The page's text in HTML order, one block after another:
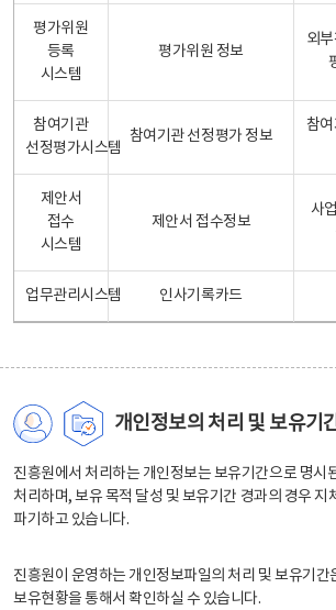
평가위원
등록
시스템
평가위원 정보
외
참여기관
선정평가시스템
참여기관 선정평가 정보
참
제안서
접수
시스템
제안서 접수정보
사
업무관리시스템 인사기록카드
개인정보의 처리 및 보유기
진흥원에서 처리하는 개인정보는 보유기간으로 명시
처리하며, 보유 목적 달성 및 보유기간 경과의 경우 지
파기하고 있습니다.
진흥원이 운영하는 개인정보파일의 처리 및 보유기간
보유현황을 통해서 확인하실 수 있습니다.